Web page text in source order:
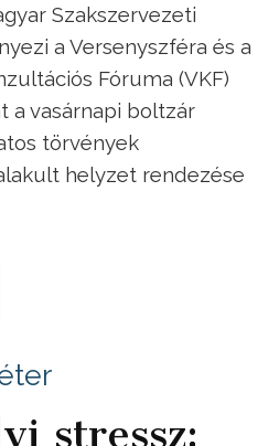
Szakszervezeti
a Versenyszféra és a
Fóruma (VKF)
a vasárnapi boltzár
törvények
helyzet rendezése
stressz: